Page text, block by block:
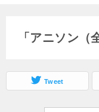
「アニソン
Tweet